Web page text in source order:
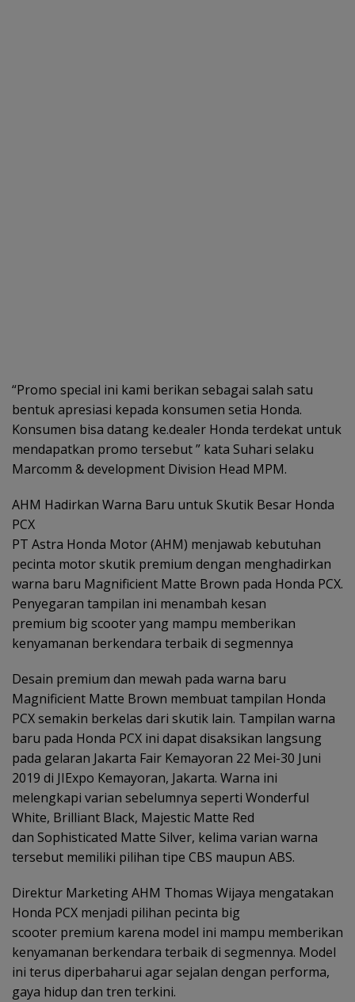
“Promo special ini kami berikan sebagai salah satu
bentuk apresiasi kepada konsumen setia Honda.
Konsumen bisa datang ke.dealer Honda terdekat untuk
mendapatkan promo tersebut ” kata Suhari selaku
Marcomm & development Division Head MPM.
AHM Hadirkan Warna Baru untuk Skutik Besar Honda
PCX
PT Astra Honda Motor (AHM) menjawab kebutuhan
pecinta motor skutik premium dengan menghadirkan
warna baru Magnificient Matte Brown pada Honda PCX.
Penyegaran tampilan ini menambah kesan
premium big scooter yang mampu memberikan
kenyamanan berkendara terbaik di segmennya
Desain premium dan mewah pada warna baru
Magnificient Matte Brown membuat tampilan Honda
PCX semakin berkelas dari skutik lain. Tampilan warna
baru pada Honda PCX ini dapat disaksikan langsung
pada gelaran Jakarta Fair Kemayoran 22 Mei-30 Juni
2019 di JIExpo Kemayoran, Jakarta. Warna ini
melengkapi varian sebelumnya seperti Wonderful
White, Brilliant Black, Majestic Matte Red
dan Sophisticated Matte Silver, kelima varian warna
tersebut memiliki pilihan tipe CBS maupun ABS.
Direktur Marketing AHM Thomas Wijaya mengatakan
Honda PCX menjadi pilihan pecinta big
scooter premium karena model ini mampu memberikan
kenyamanan berkendara terbaik di segmennya. Model
ini terus diperbaharui agar sejalan dengan performa,
gaya hidup dan tren terkini.